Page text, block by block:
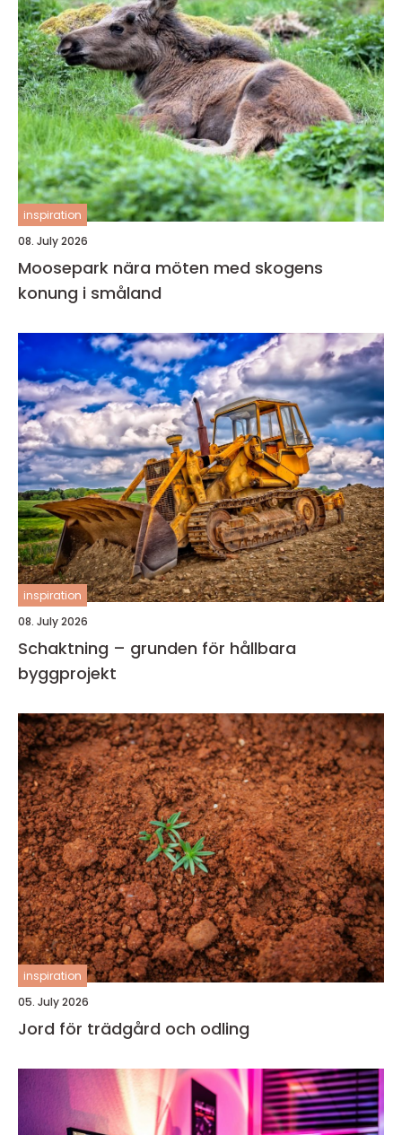
inspiration
08. July 2026
Moosepark nära möten med skogens
konung i småland
inspiration
08. July 2026
Schaktning – grunden för hållbara
byggprojekt
inspiration
05. July 2026
Jord för trädgård och odling